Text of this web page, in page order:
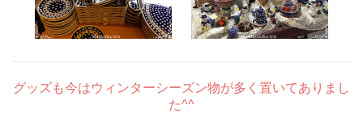
グッズも今はウィンターシーズン物が多く置いてありまし
た^^